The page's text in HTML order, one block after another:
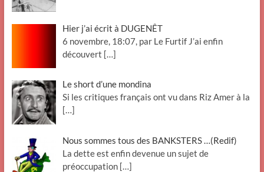
Hier j’ai écrit à DUGENÊT
6 novembre, 18:07, par Le Furtif J’ai enfin
découvert […]
Le short d’une mondina
Si les critiques français ont vu dans Riz Amer à la
[…]
Nous sommes tous des BANKSTERS …(Redif)
La dette est enfin devenue un sujet de
préoccupation […]